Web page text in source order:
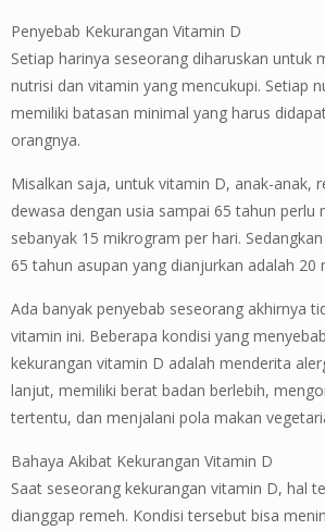
Penyebab Kekurangan Vitamin D
Setiap harinya seseorang diharuskan untuk
nutrisi dan vitamin yang mencukupi. Setiap
memiliki batasan minimal yang harus
orangnya.
Misalkan saja, untuk vitamin D, anak-anak,
dewasa dengan usia sampai 65 tahun perlu
sebanyak 15 mikrogram per hari.
65 tahun asupan yang dianjurkan adalah 20
Ada banyak penyebab seseorang akhirnya
vitamin ini. Beberapa kondisi yang
kekurangan vitamin D adalah menderita
lanjut, memiliki berat badan berlebih,
tertentu, dan menjalani pola makan
Bahaya Akibat Kekurangan Vitamin D
Saat seseorang kekurangan vitamin D, hal
dianggap remeh. Kondisi tersebut bisa